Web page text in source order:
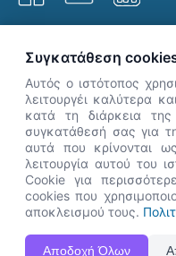
Η Ιστοσελίδα ΑνΑΔ είναι πλήρως
Apple Safari καθώς και Internet Explorer.
👋
Πες
Συγκατάθεση
Αυτός ο ιστότοπος
λειτουργέι καλύτερα
κατά τη διάρκεια
συγκατάθεσή σας για
αυτά που κρίνονται
λειτουργία αυτού του
Cookie για
cookies που
αποκλεισμού τους.
Αποδοχή Όλων